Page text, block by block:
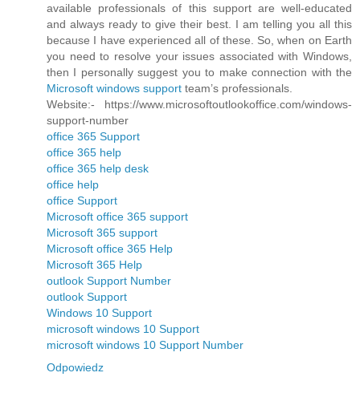
available professionals of this support are well-educated
and always ready to give their best. I am telling you all this
because I have experienced all of these. So, when on Earth
you need to resolve your issues associated with Windows,
then I personally suggest you to make connection with the
Microsoft windows support team’s professionals.
Website:- https://www.microsoftoutlookoffice.com/windows-
support-number
office 365 Support
office 365 help
office 365 help desk
office help
office Support
Microsoft office 365 support
Microsoft 365 support
Microsoft office 365 Help
Microsoft 365 Help
outlook Support Number
outlook Support
Windows 10 Support
microsoft windows 10 Support
microsoft windows 10 Support Number
Odpowiedz